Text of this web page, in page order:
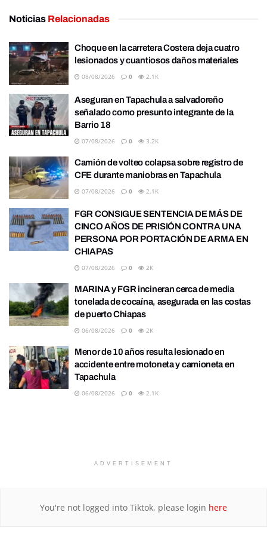
Noticias Relacionadas
Choque en la carretera Costera deja cuatro
lesionados y cuantiosos daños materiales
08/08/2026 0 2.1K
Aseguran en Tapachula a salvadoreño
señalado como presunto integrante de la
Barrio 18
07/08/2026 0 3.2K
Camión de volteo colapsa sobre registro de
CFE durante maniobras en Tapachula
07/08/2026 0 2.1K
FGR CONSIGUE SENTENCIA DE MÁS DE
CINCO AÑOS DE PRISIÓN CONTRA UNA
PERSONA POR PORTACIÓN DE ARMA EN
CHIAPAS
07/08/2026 0 2K
MARINA y FGR incineran cerca de media
tonelada de cocaína, asegurada en las costas
de puerto Chiapas
06/08/2026 0 2K
Menor de 10 años resulta lesionado en
accidente entre motoneta y camioneta en
Tapachula
06/08/2026 0 2.1K
ADVERTISEMENT
You're not logged into Tiktok, please login here